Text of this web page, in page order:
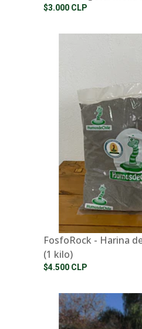
$3.000 CLP
FosfoRock - Harina
(1 kilo)
$4.500 CLP